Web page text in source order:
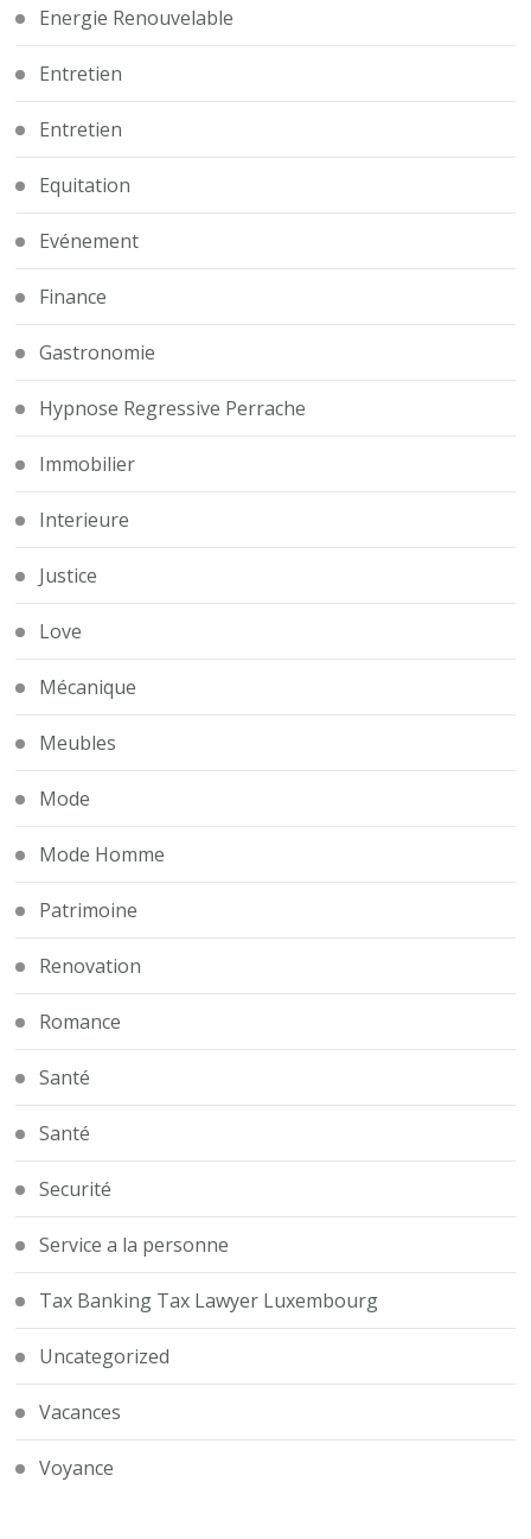
Energie Renouvelable
Entretien
Entretien
Equitation
Evénement
Finance
Gastronomie
Hypnose Regressive Perrache
Immobilier
Interieure
Justice
Love
Mécanique
Meubles
Mode
Mode Homme
Patrimoine
Renovation
Romance
Santé
Santé
Securité
Service a la personne
Tax Banking Tax Lawyer Luxembourg
Uncategorized
Vacances
Voyance